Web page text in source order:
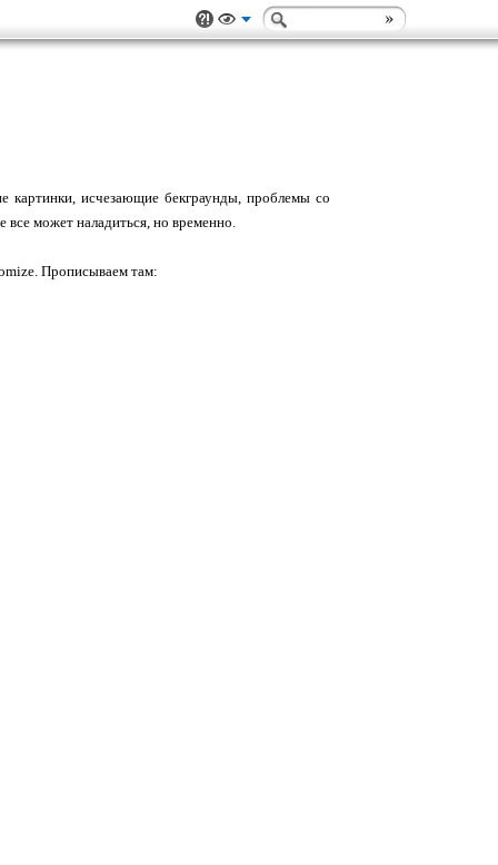
картинки, исчезающие бекграунды, проблемы со
все может наладиться, но временно.
Прописываем там: